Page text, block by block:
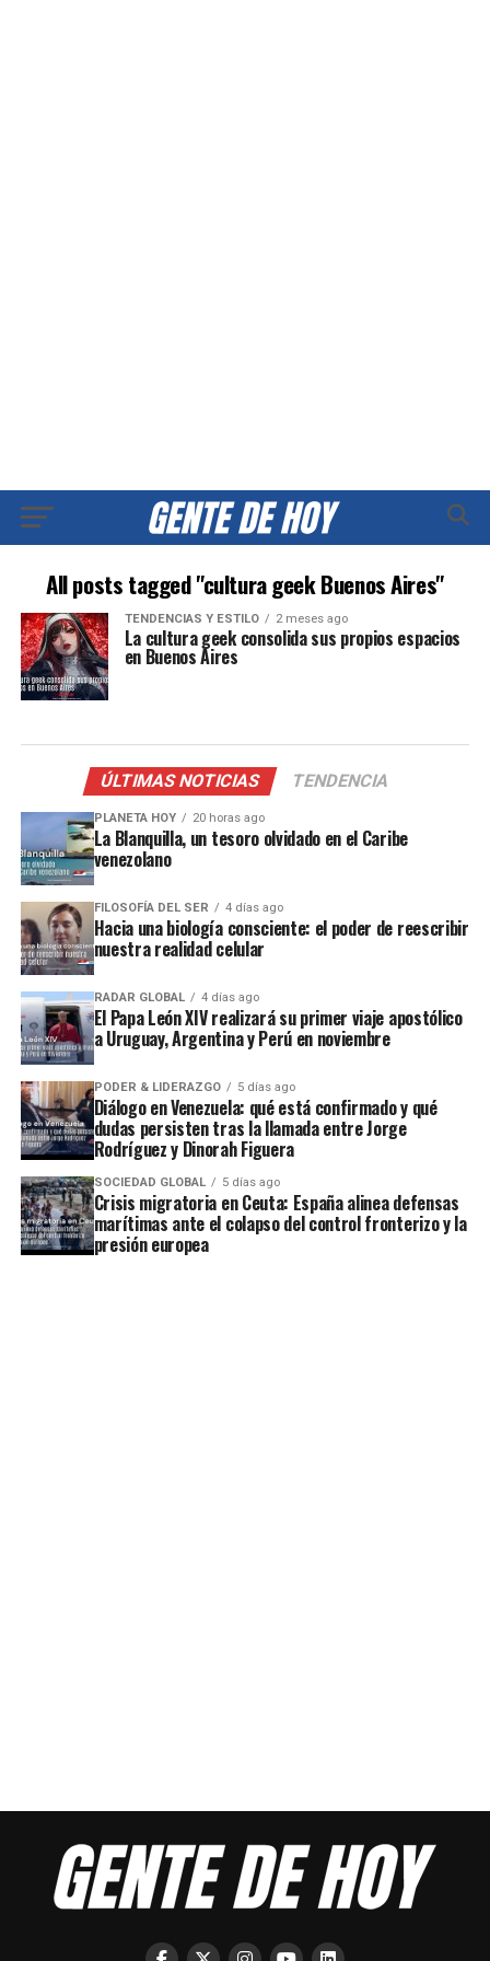
All posts tagged "cultura geek Buenos Aires"
TENDENCIAS Y ESTILO 2 meses ago
La cultura geek consolida sus propios espacios
en Buenos Aires
ÚLTIMAS NOTICIAS TENDENCIA
PLANETA HOY 20 horas ago
La Blanquilla, un tesoro olvidado en el Caribe
venezolano
FILOSOFÍA DEL SER 4 días ago
Hacia una biología consciente: el poder de reescribir
nuestra realidad celular
RADAR GLOBAL 4 días ago
El Papa León XIV realizará su primer viaje apostólico
a Uruguay, Argentina y Perú en noviembre
PODER & LIDERAZGO 5 días ago
Diálogo en Venezuela: qué está confirmado y qué
dudas persisten tras la llamada entre Jorge
Rodríguez y Dinorah Figuera
SOCIEDAD GLOBAL 5 días ago
Crisis migratoria en Ceuta: España alinea defensas
marítimas ante el colapso del control fronterizo y la
presión europea